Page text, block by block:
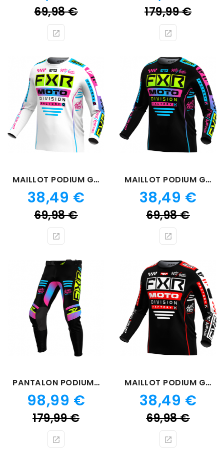
69,98 €Prix
179,99 €Prix
MAILLOT PODIUM GLADIATOR CANDY BLANC 24
Prix
38,49 €
69,98 €Prix
MAILLOT PODIUM GLADIATOR NOIR CANDY
Prix
38,49 €
69,98 €Prix
PANTALON PODIUM GLADIATOR CANDY
Prix
98,99 €
179,99 €Prix
MAILLOT PODIUM GLADIATOR NOIR ROUGE 24
Prix
38,49 €
69,98 €Prix